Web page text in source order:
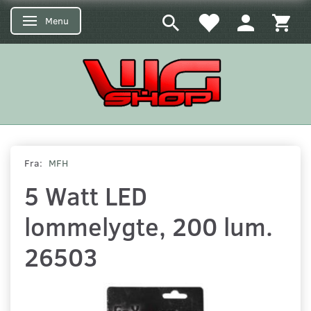
Skifte navigation
Menu
Fra: MFH
5 Watt LED
lommelygte, 200 lum.
26503